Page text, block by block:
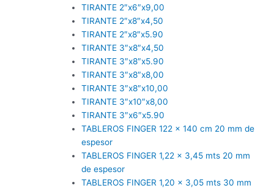
TIRANTE 2″x6″x9,00
TIRANTE 2″x8″x4,50
TIRANTE 2″x8″x5.90
TIRANTE 3″x8″x4,50
TIRANTE 3″x8″x5.90
TIRANTE 3″x8″x8,00
TIRANTE 3″x8″x10,00
TIRANTE 3″x10″x8,00
TIRANTE 3″x6″x5.90
TABLEROS FINGER 122 x 140 cm 20 mm de
espesor
TABLEROS FINGER 1,22 x 3,45 mts 20 mm
de espesor
TABLEROS FINGER 1,20 x 3,05 mts 30 mm